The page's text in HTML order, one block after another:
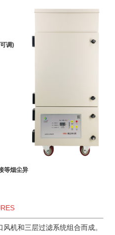
调)
等烟尘异
机和三层过滤系统组合而成。